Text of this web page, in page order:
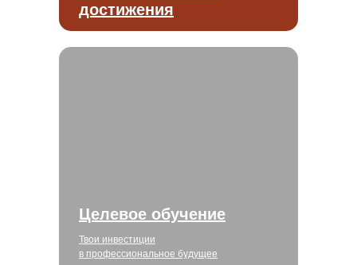
Твои инвестиции
в профессиональное будущее
Целевое обучение
достижения